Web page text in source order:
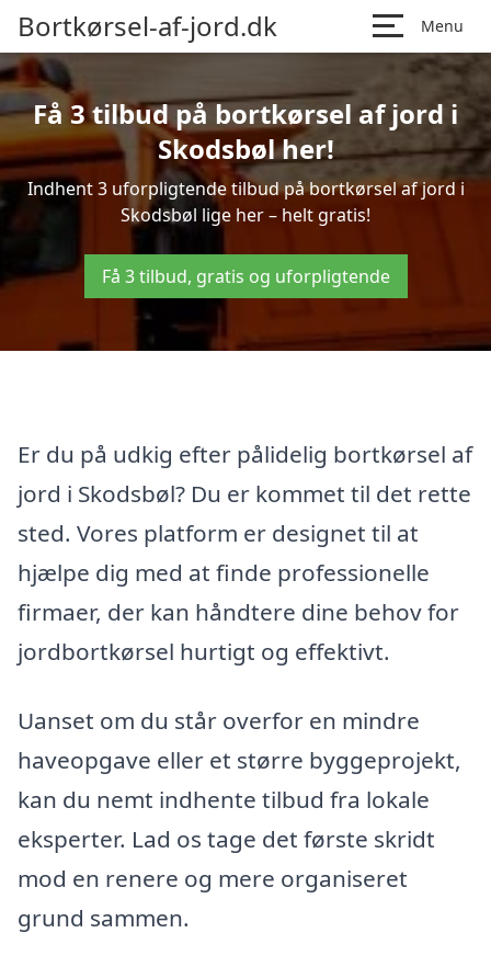
Bortkørsel-af-jord.dk Menu
Få 3 tilbud på bortkørsel af jord i
Skodsbøl her!
Indhent 3 uforpligtende tilbud på bortkørsel af jord i
Skodsbøl lige her – helt gratis!
Få 3 tilbud, gratis og uforpligtende
Er du på udkig efter pålidelig bortkørsel af
jord i Skodsbøl? Du er kommet til det rette
sted. Vores platform er designet til at
hjælpe dig med at finde professionelle
firmaer, der kan håndtere dine behov for
jordbortkørsel hurtigt og effektivt.
Uanset om du står overfor en mindre
haveopgave eller et større byggeprojekt,
kan du nemt indhente tilbud fra lokale
eksperter. Lad os tage det første skridt
mod en renere og mere organiseret
grund sammen.